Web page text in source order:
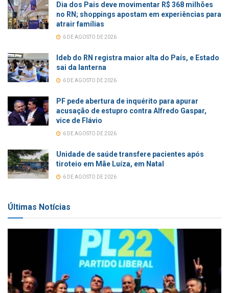
Dia dos Pais deve movimentar R$ 368 milhões
no RN; shoppings apostam em experiências para
atrair famílias
6 DE AGOSTO DE 2026
Ideb do RN registra maior alta do País, e Estado
sai da lanterna
6 DE AGOSTO DE 2026
PF pede abertura de inquérito para apurar
acusação de estupro contra Alfredo Gaspar,
vice de Flávio
6 DE AGOSTO DE 2026
Unidade de saúde transfere pacientes após
tiroteio em Mãe Luíza, em Natal
6 DE AGOSTO DE 2026
Últimas Notícias